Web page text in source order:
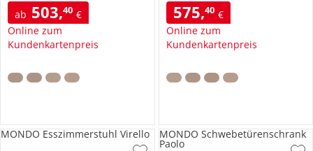
ab 503,40 €
Online zum
Kundenkartenpreis
575,40 €
Online zum
Kundenkartenpreis
MONDO Esszimmerstuhl Virello MONDO Schwebetürenschrank
Paolo